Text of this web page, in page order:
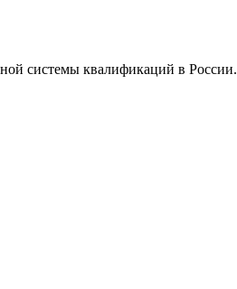
системы квалификаций в России.